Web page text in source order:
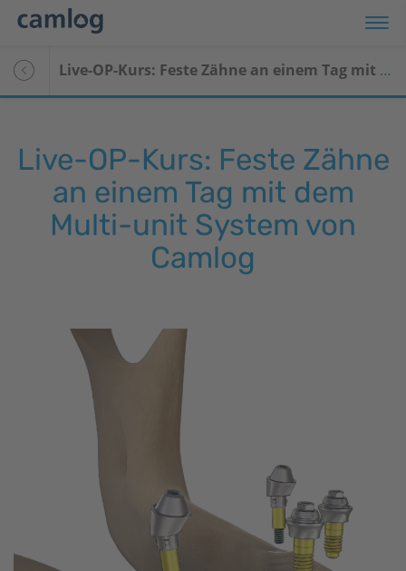
Live-OP-Kurs: Feste Zähne an einem Tag mit dem Multi-unit System von Camlog
Live-OP-Kurs: Feste Zähne
an einem Tag mit dem
Multi-unit System von
Camlog